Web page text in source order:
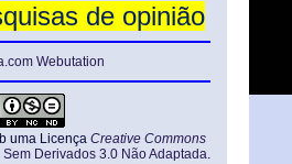
de opinião
Webutation
uma Licença Creative Commons
Derivados 3.0 Não Adaptada.